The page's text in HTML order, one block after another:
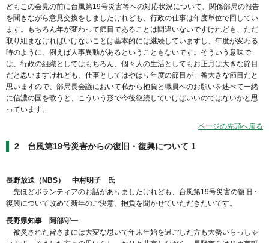
どもこの会見の前に台風第19号災害等への対応状況について、関係部局の報告
を聞きながら意見交換をしましたけれども、行政の仕事は年度単位で回してい
ます。もちろん年が変わって節目であることは間違いないですけれども、ただ
取り組まなければいけないことは基本的には継続していますし、年度が変わる
時のように、例えば人事異動があるということもないです。そういう意味で
は、行政の組織としてはもちろん、個々人の生活としてもお正月は大きな節目
だと思いますけれども、仕事としてはやはり年度の節目が一番大きな節目だと
思いますので、部局長会議において私から抱負と職員へのお願いを述べて一緒
に信濃の国を歌うと、こういう形で今後継続していけばいいのではないかと思
っています。
ページの先頭へ戻る
2 台風第19号災害からの復旧・復興について 1
長野放送（NBS） 中村明子 氏
先ほどボランティアのお話がありましたけれども、台風第19号災害の復旧・
復興について改めて新年のご決意、抱負を聞かせていただきたいです。
長野県知事 阿部守一
被災された皆さまには大変な思いで年末年始を過ごした方も大勢いらっしゃ